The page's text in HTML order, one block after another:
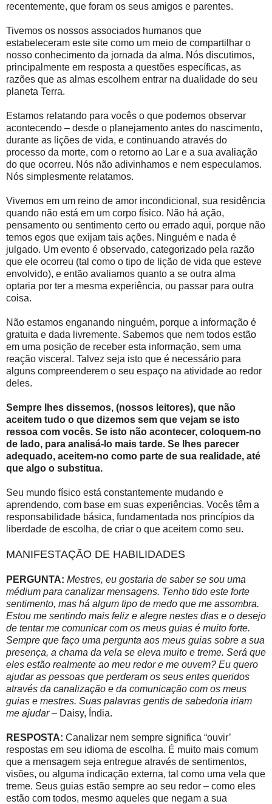
recentemente, que foram os seus amigos e parentes.
Tivemos os nossos associados humanos que
estabeleceram este site como um meio de compartilhar o
nosso conhecimento da jornada da alma. Nós discutimos,
principalmente em resposta a questões específicas, as
razões que as almas escolhem entrar na dualidade do seu
planeta Terra.
Estamos relatando para vocês o que podemos observar
acontecendo – desde o planejamento antes do nascimento,
durante as lições de vida, e continuando através do
processo da morte, com o retorno ao Lar e a sua avaliação
do que ocorreu. Nós não adivinhamos e nem especulamos.
Nós simplesmente relatamos.
Vivemos em um reino de amor incondicional, sua residência
quando não está em um corpo físico. Não há ação,
pensamento ou sentimento certo ou errado aqui, porque não
temos egos que exijam tais ações. Ninguém e nada é
julgado. Um evento é observado, categorizado pela razão
que ele ocorreu (tal como o tipo de lição de vida que esteve
envolvido), e então avaliamos quanto a se outra alma
optaria por ter a mesma experiência, ou passar para outra
coisa.
Não estamos enganando ninguém, porque a informação é
gratuita e dada livremente. Sabemos que nem todos estão
em uma posição de receber esta informação, sem uma
reação visceral. Talvez seja isto que é necessário para
alguns compreenderem o seu espaço na atividade ao redor
deles.
Sempre lhes dissemos, (nossos leitores), que não
aceitem tudo o que dizemos sem que vejam se isto
ressoa com vocês. Se isto não acontecer, coloquem-no
de lado, para analisá-lo mais tarde. Se lhes parecer
adequado, aceitem-no como parte de sua realidade, até
que algo o substitua.
Seu mundo físico está constantemente mudando e
aprendendo, com base em suas experiências. Vocês têm a
responsabilidade básica, fundamentada nos princípios da
liberdade de escolha, de criar o que aceitem como seu.
MANIFESTAÇÃO DE HABILIDADES
PERGUNTA: Mestres, eu gostaria de saber se sou uma
médium para canalizar mensagens. Tenho tido este forte
sentimento, mas há algum tipo de medo que me assombra.
Estou me sentindo mais feliz e alegre nestes dias e o desejo
de tentar me comunicar com os meus guias é muito forte.
Sempre que faço uma pergunta aos meus guias sobre a sua
presença, a chama da vela se eleva muito e treme. Será que
eles estão realmente ao meu redor e me ouvem? Eu quero
ajudar as pessoas que perderam os seus entes queridos
através da canalização e da comunicação com os meus
guias e mestres. Suas palavras gentis de sabedoria iriam
me ajudar– Daisy, Índia.
RESPOSTA: Canalizar nem sempre significa “ouvir’
respostas em seu idioma de escolha. É muito mais comum
que a mensagem seja entregue através de sentimentos,
visões, ou alguma indicação externa, tal como uma vela que
treme. Seus guias estão sempre ao seu redor – como eles
estão com todos, mesmo aqueles que negam a sua